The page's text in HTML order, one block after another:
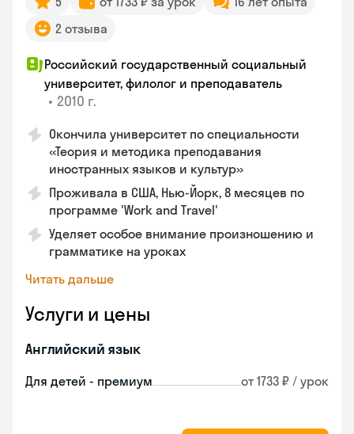
2 отзыва
Российский государственный социальный
университет, филолог и преподаватель
• 2010 г.
Окончила университет по специальности
«Теория и методика преподавания
иностранных языков и культур»
Проживала в США, Нью-Йорк, 8 месяцев по
программе 'Work and Travel'
Уделяет особое внимание произношению и
грамматике на уроках
Читать дальше
Услуги и цены
Английский язык
Для детей - премиум от 1733 ₽ / урок